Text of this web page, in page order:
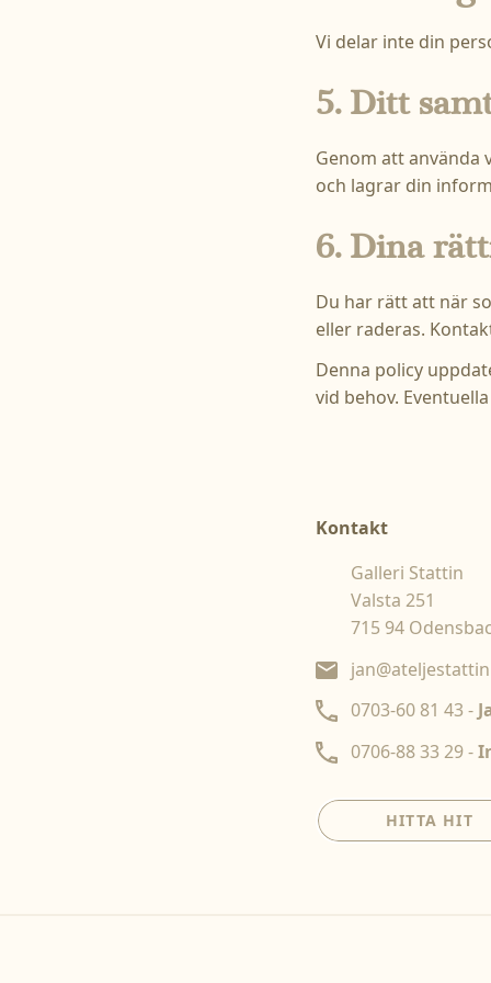
Vi delar inte din
5. Ditt
Genom att använda
och lagrar din
6. Dina
Du har rätt att när
eller raderas.
Denna policy
vid behov.
Kontakt
Galleri Stattin
Valsta 251
715 94
0703-60 81 43 -
0706-88 33 29 -
HITTA HIT